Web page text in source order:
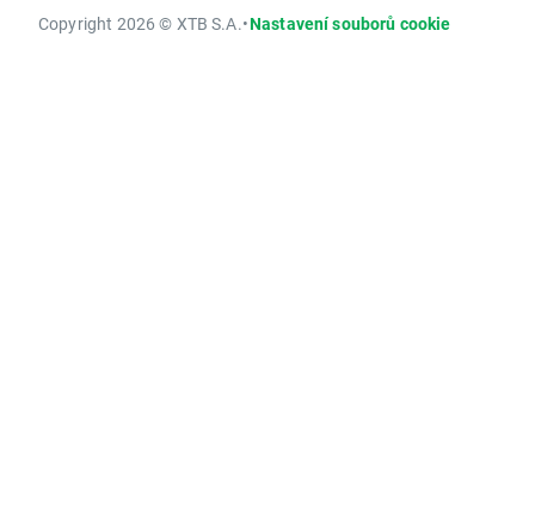
Copyright 2026 © XTB S.A.•Nastavení souborů cookie